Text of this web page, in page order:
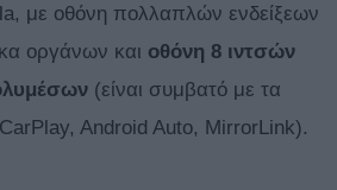
με οθόνη πολλαπλών ενδείξεων
οργάνων και οθόνη 8 ιντσών
(είναι συμβατό με τα
Android Auto, MirrorLink).